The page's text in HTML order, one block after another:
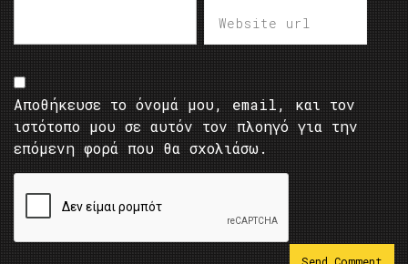
Αποθήκευσε το όνομά μου, email, και τον
ιστότοπο μου σε αυτόν τον πλοηγό για την
επόμενη φορά που θα σχολιάσω.